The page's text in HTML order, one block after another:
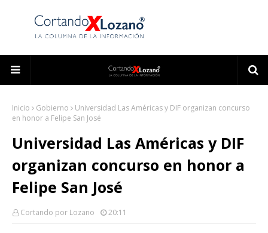
Inicio Gobierno
Universidad Las Américas y DIF organizan concurso
en honor a Felipe San José
Universidad Las Américas y DIF
organizan concurso en honor a
Felipe San José
Cortando por Lozano 20:11